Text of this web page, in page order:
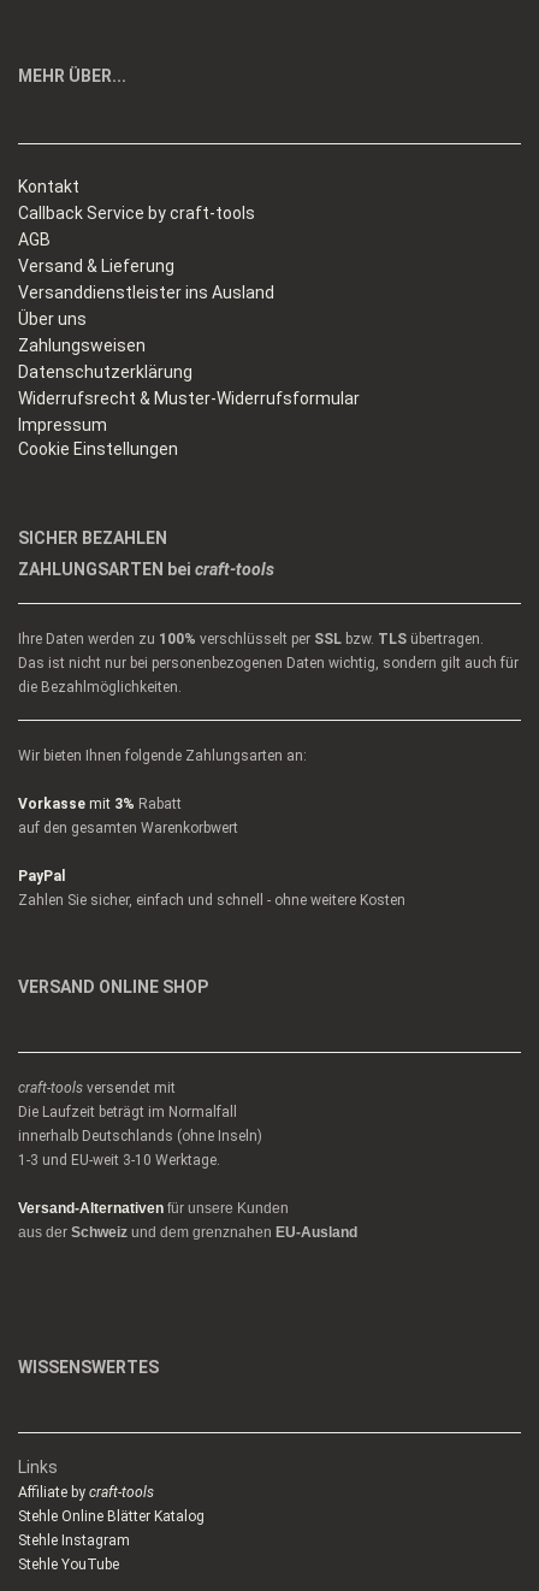
MEHR ÜBER...
Kontakt
Callback Service by craft-tools
AGB
Versand & Lieferung
Versanddienstleister ins Ausland
Über uns
Zahlungsweisen
Datenschutzerklärung
Widerrufsrecht & Muster-Widerrufsformular
Impressum
Cookie Einstellungen
SICHER BEZAHLEN
ZAHLUNGSARTEN bei craft-tools
Ihre Daten werden zu 100% verschlüsselt per SSL bzw. TLS übertragen.
Das ist nicht nur bei personenbezogenen Daten wichtig, sondern gilt auch für
die Bezahlmöglichkeiten.
Wir bieten Ihnen folgende Zahlungsarten an:
Vorkasse mit 3% Rabatt
auf den gesamten Warenkorbwert
PayPal
Zahlen Sie sicher, einfach und schnell - ohne weitere Kosten
VERSAND ONLINE SHOP
craft-tools versendet mit
Die Laufzeit beträgt im Normalfall
innerhalb Deutschlands (ohne Inseln)
1-3 und EU-weit 3-10 Werktage.
Versand-Alternativen für unsere Kunden
aus der Schweiz und dem grenznahen EU-Ausland
WISSENSWERTES
Links
Affiliate by craft-tools
Stehle Online Blätter Katalog
Stehle Instagram
Stehle YouTube